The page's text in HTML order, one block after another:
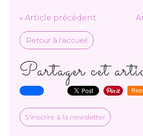
« Article précédent
Retour à l'accueil
Partager cet
S'inscrire à la newsletter